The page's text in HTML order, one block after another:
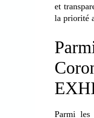
et
la priorité
Parmi les